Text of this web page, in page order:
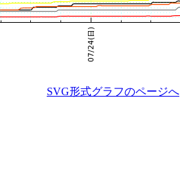
SVG形式グラフのページへ